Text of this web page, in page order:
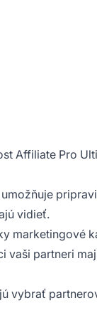
Affiliate Pro
vidieť.
marketingové
vaši partneri
vybrať